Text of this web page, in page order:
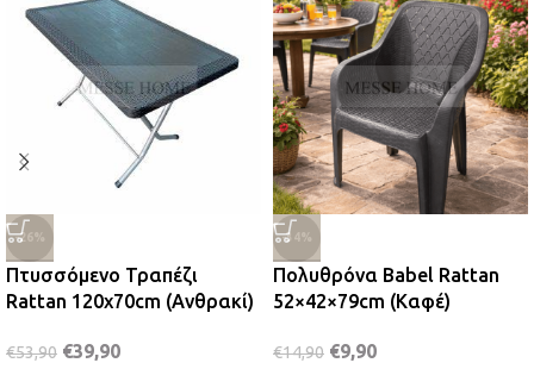
-26%
Πτυσσόμενο Τραπέζι
Rattan 120x70cm (Ανθρακί)
€53,90 €39,90
-34%
Πολυθρόνα Babel Rattan
52×42×79cm (Καφέ)
€14,90 €9,90